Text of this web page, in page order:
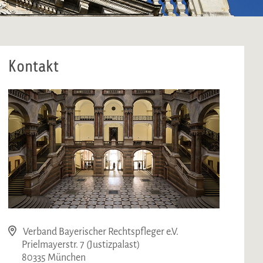
Kontakt
Verband Bayerischer Rechtspfleger e.V.
Prielmayerstr. 7 (Justizpalast)
80335 München